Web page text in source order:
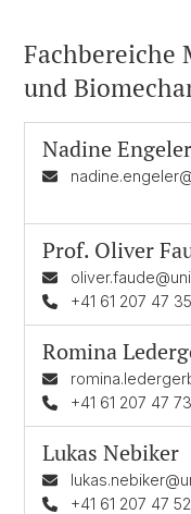
Fachbereiche
und
Nadine Engeler
Prof. Oliver
+41 61 207 47 35
Romina
+41 61 207 47 73
Lukas Nebiker
+41 61 207 47 52